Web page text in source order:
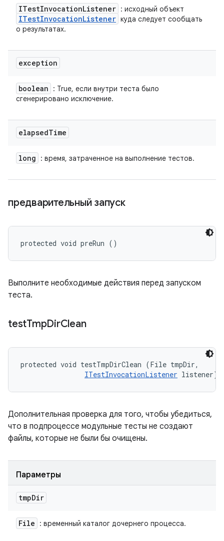
ITestInvocationListener : исходный объект
ITestInvocationListener куда следует сообщать
о результатах.
exception
boolean
: True, если внутри теста было
сгенерировано исключение.
elapsedTime
long : время, затраченное на выполнение тестов.
предварительный запуск
protected void preRun ()
Выполните необходимые действия перед запуском
теста.
testTmpDirClean
protected void testTmpDirClean (File tmpDir,
ITestInvocationListener listener)
Дополнительная проверка для того, чтобы убедиться,
что в подпроцессе модульные тесты не создают
файлы, которые не были бы очищены.
Параметры
tmpDir
File : временный каталог дочернего процесса.